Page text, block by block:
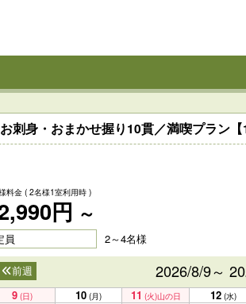
刺身・おまかせ握り10貫／満喫プラン【
料金( 2名様1室利用時 )
円 ～
員 2～4名様
2026/8/9～
前週
9 (日) 10 (月) 11 (火)山の日 12 (水)